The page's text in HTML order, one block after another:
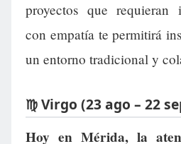
proyectos que requieran
con empatía te permitirá
un entorno tradicional y
♍ Virgo (23 ago – 22
Hoy en Mérida, la